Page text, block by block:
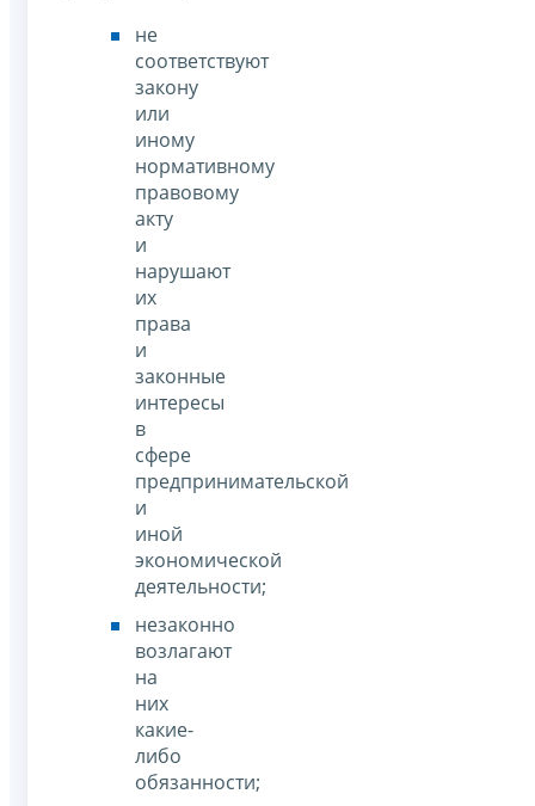
не
соответствуют
закону
или
иному
нормативному
правовому
акту
и
нарушают
их
права
и
законные
интересы
в
сфере
предпринимательской
и
иной
экономической
деятельности;
незаконно
возлагают
на
них
какие-
либо
обязанности;